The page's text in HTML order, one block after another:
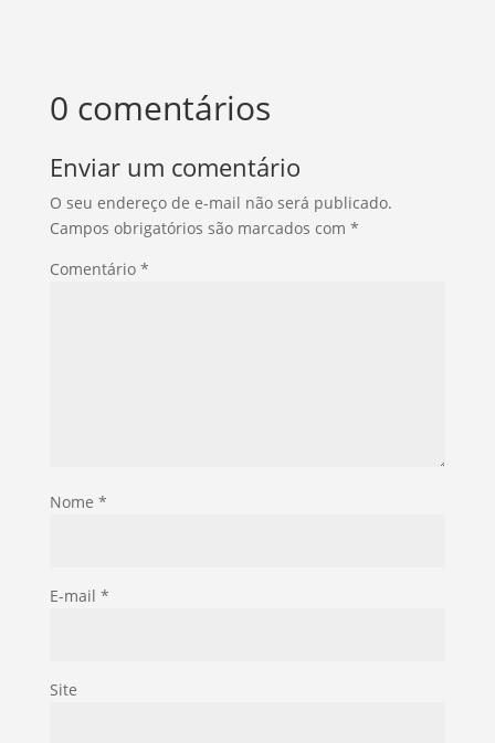
0 comentários
Enviar um comentário
O seu endereço de e-mail não será publicado.
Campos obrigatórios são marcados com *
Comentário *
Nome *
E-mail *
Site